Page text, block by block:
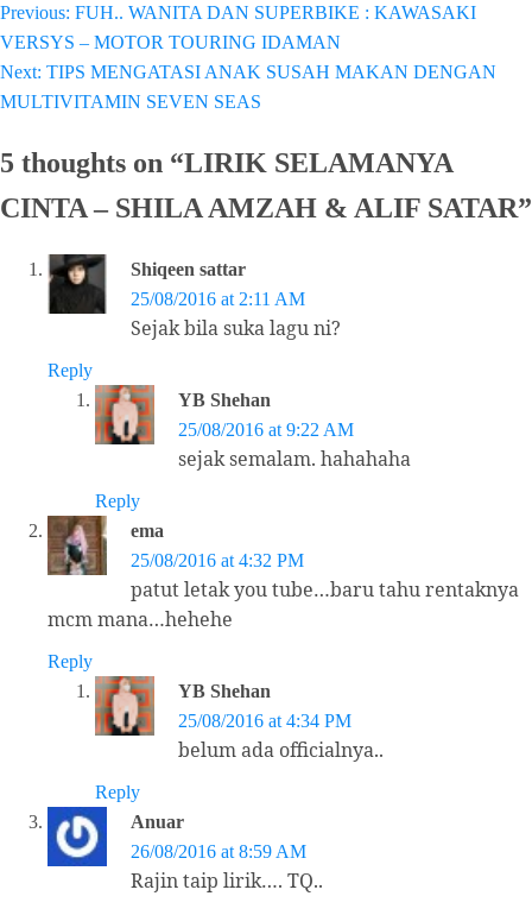
Post
navigation
Previous: FUH.. WANITA DAN SUPERBIKE : KAWASAKI
VERSYS – MOTOR TOURING IDAMAN
Next: TIPS MENGATASI ANAK SUSAH MAKAN DENGAN
MULTIVITAMIN SEVEN SEAS
5 thoughts on “LIRIK SELAMANYA
CINTA – SHILA AMZAH & ALIF SATAR”
Shiqeen sattar
25/08/2016 at 2:11 AM
Sejak bila suka lagu ni?
Reply
YB Shehan
25/08/2016 at 9:22 AM
sejak semalam. hahahaha
Reply
ema
25/08/2016 at 4:32 PM
patut letak you tube…baru tahu rentaknya
mcm mana…hehehe
Reply
YB Shehan
25/08/2016 at 4:34 PM
belum ada officialnya..
Reply
Anuar
26/08/2016 at 8:59 AM
Rajin taip lirik…. TQ..